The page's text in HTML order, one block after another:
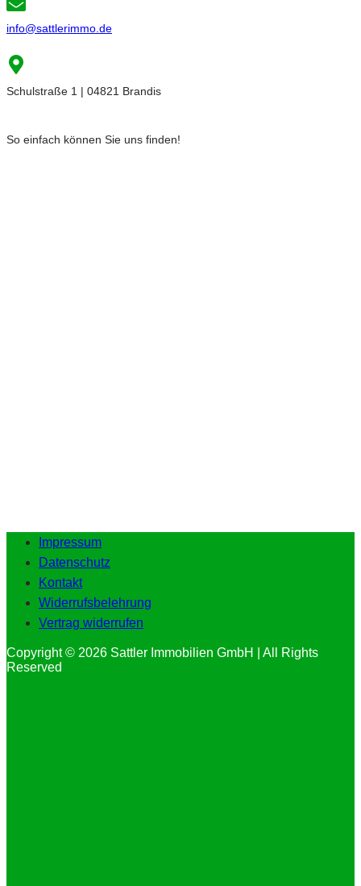
info@sattlerimmo.de
Schulstraße 1 | 04821 Brandis
So einfach können Sie uns finden!
Impressum
Datenschutz
Kontakt
Widerrufsbelehrung
Vertrag widerrufen
Copyright © 2026 Sattler Immobilien GmbH | All Rights
Reserved